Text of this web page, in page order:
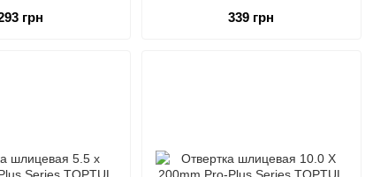
грн 339 грн